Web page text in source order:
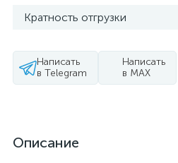
Кратность отгрузки
Написать
в Telegram
Написать
в MAX
Описание